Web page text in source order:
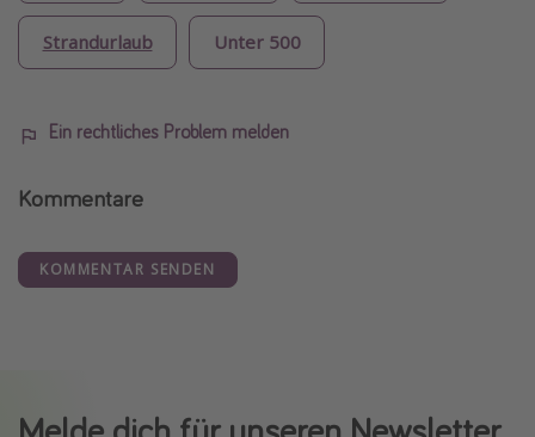
Strandurlaub Unter 500
Ein rechtliches Problem melden
Kommentare
KOMMENTAR SENDEN